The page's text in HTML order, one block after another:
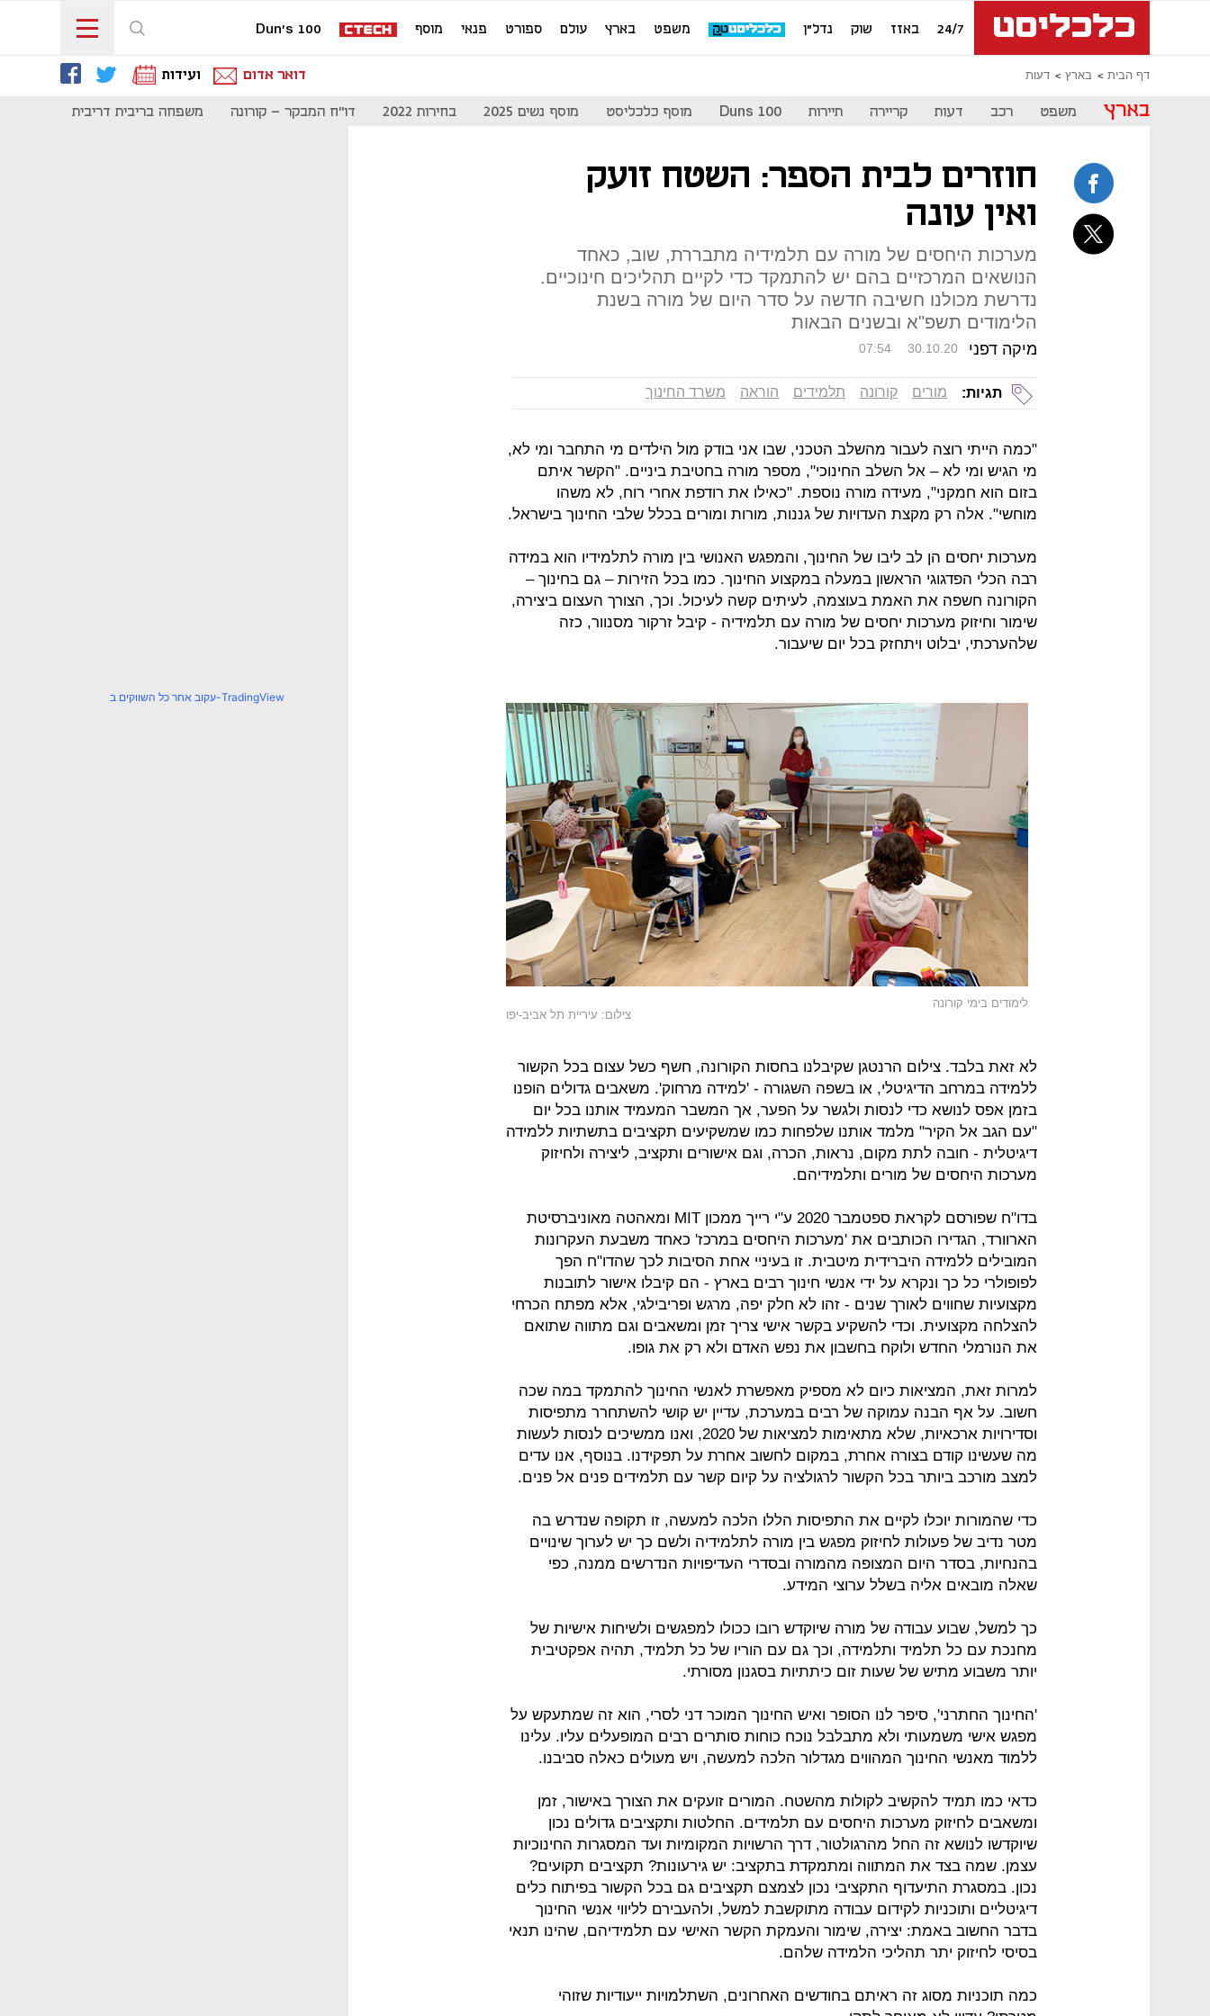
24/7 באזז שוק נדל"ן משפט בארץ עולם ספורט פנאי מוסף Dun's 100
דף הבית בארץ דעות דואר אדום ועידות
בארץ משפט רכב דעות קריירה תיירות Duns 100 מוסף כלכליסט מוסף נשים 2025 בחירות 2022 דו"ח המבקר - קורונה משפחה בריבית דריבית
חוזרים לבית הספר: השטח זועק
ואין עונה
מערכות היחסים של מורה עם תלמידיה מתבררת, שוב, כאחד
הנושאים המרכזיים בהם יש להתמקד כדי לקיים תהליכים חינוכיים.
נדרשת מכולנו חשיבה חדשה על סדר היום של מורה בשנת
הלימודים תשפ"א ובשנים הבאות
מיקה דפני 07:54 30.10.20
תגיות: מורים קורונה תלמידים הוראה משרד החינוך
"כמה הייתי רוצה לעבור מהשלב הטכני, שבו אני בודק מול הילדים מי התחבר ומי לא,
מי הגיש ומי לא – אל השלב החינוכי", מספר מורה בחטיבת ביניים. "הקשר איתם
בזום הוא חמקני", מעידה מורה נוספת. "כאילו את רודפת אחרי רוח, לא משהו
מוחשי". אלה רק מקצת העדויות של גננות, מורות ומורים בכלל שלבי החינוך בישראל.
מערכות יחסים הן לב ליבו של החינוך, והמפגש האנושי בין מורה לתלמידיו הוא במידה
רבה הכלי הפדגוגי הראשון במעלה במקצוע החינוך. כמו בכל הזירות – גם בחינוך –
הקורונה חשפה את האמת בעוצמה, לעיתים קשה לעיכול. וכך, הצורך העצום ביצירה,
שימור וחיזוק מערכות יחסים של מורה עם תלמידיה - קיבל זרקור מסנוור, כזה
שלהערכתי, יבלוט ויתחזק בכל יום שיעבור.
לימודים בימי קורונה
צילום: עיריית תל אביב-יפו
לא זאת בלבד. צילום הרנטגן שקיבלנו בחסות הקורונה, חשף כשל עצום בכל הקשור
ללמידה במרחב הדיגיטלי, או בשפה השגורה - 'למידה מרחוק'. משאבים גדולים הופנו
בזמן אפס לנושא כדי לנסות ולגשר על הפער, אך המשבר המעמיד אותנו בכל יום
"עם הגב אל הקיר" מלמד אותנו שלפחות כמו שמשקיעים תקציבים בתשתיות ללמידה
דיגיטלית - חובה לתת מקום, נראות, הכרה, וגם אישורים ותקציב, ליצירה ולחיזוק
מערכות היחסים של מורים ותלמידיהם.
בדו"ח שפורסם לקראת ספטמבר 2020 ע"י רייך ממכון MIT ומאהטה מאוניברסיטת
הארוורד, הגדירו הכותבים את 'מערכות היחסים במרכז' כאחד משבעת העקרונות
המובילים ללמידה היברידית מיטבית. זו בעיניי אחת הסיבות לכך שהדו"ח הפך
לפופולרי כל כך ונקרא על ידי אנשי חינוך רבים בארץ - הם קיבלו אישור לתובנות
מקצועיות שחווים לאורך שנים - זהו לא חלק יפה, מרגש ופריבילגי, אלא מפתח הכרחי
להצלחה מקצועית. וכדי להשקיע בקשר אישי צריך זמן ומשאבים וגם מתווה שתואם
את הנורמלי החדש ולוקח בחשבון את נפש האדם ולא רק את גופו.
למרות זאת, המציאות כיום לא מספיק מאפשרת לאנשי החינוך להתמקד במה שכה
חשוב. על אף הבנה עמוקה של רבים במערכת, עדיין יש קושי להשתחרר מתפיסות
וסדירויות ארכאיות, שלא מתאימות למציאות של 2020, ואנו ממשיכים לנסות לעשות
מה שעשינו קודם בצורה אחרת, במקום לחשוב אחרת על תפקידנו. בנוסף, אנו עדים
למצב מורכב ביותר בכל הקשור לרגולציה על קיום קשר עם תלמידים פנים אל פנים.
כדי שהמורות יוכלו לקיים את התפיסות הללו הלכה למעשה, זו תקופה שנדרש בה
מטר נדיב של פעולות לחיזוק מפגש בין מורה לתלמידיה ולשם כך יש לערוך שינויים
בהנחיות, בסדר היום המצופה מהמורה ובסדרי העדיפויות הנדרשים ממנה, כפי
שאלה מובאים אליה בשלל ערוצי המידע.
כך למשל, שבוע עבודה של מורה שיוקדש רובו ככולו למפגשים ולשיחות אישיות של
מחנכת עם כל תלמיד ותלמידה, וכך גם עם הוריו של כל תלמיד, תהיה אפקטיבית
יותר משבוע מתיש של שעות זום כיתתיות בסגנון מסורתי.
'החינוך החתרני', סיפר לנו הסופר ואיש החינוך המוכר דני לסרי, הוא זה שמתעקש על
מפגש אישי משמעותי ולא מתבלבל נוכח כוחות סותרים רבים המופעלים עליו. עלינו
ללמוד מאנשי החינוך המהווים מגדלור הלכה למעשה, ויש מעולים כאלה סביבנו.
כדאי כמו תמיד להקשיב לקולות מהשטח. המורים זועקים את הצורך באישור, זמן
ומשאבים לחיזוק מערכות היחסים עם תלמידים. החלטות ותקציבים גדולים נכון
שיוקדשו לנושא זה החל מהרגולטור, דרך הרשויות המקומיות ועד המסגרות החינוכיות
עצמן. שמה בצד את המתווה ומתמקדת בתקציב: יש גירעונות? תקציבים תקועים?
נכון. במסגרת התיעדוף התקציבי נכון לצמצם תקציבים גם בכל הקשור בפיתוח כלים
דיגיטליים ותוכניות לקידום עבודה מתוקשבת למשל, ולהעבירם לליווי אנשי החינוך
בדבר החשוב באמת: יצירה, שימור והעמקת הקשר האישי עם תלמידיהם, שהינו תנאי
בסיסי לחיזוק יתר תהליכי הלמידה שלהם.
כמה תוכניות מסוג זה ראיתם בחודשים האחרונים, השתלמויות ייעודיות שזוהי
עקוב אחר כל השווקים ב-TradingView